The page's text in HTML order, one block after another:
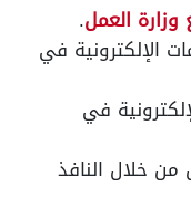
العمل.
الإلكترونية في
في
خلال النافذ